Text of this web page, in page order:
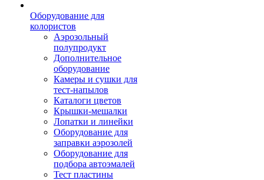
Оборудование для
колористов
Аэрозольный
полупродукт
Дополнительное
оборудование
Камеры и сушки для
тест-напылов
Каталоги цветов
Крышки-мешалки
Лопатки и линейки
Оборудование для
заправки аэрозолей
Оборудование для
подбора автоэмалей
Тест пластины